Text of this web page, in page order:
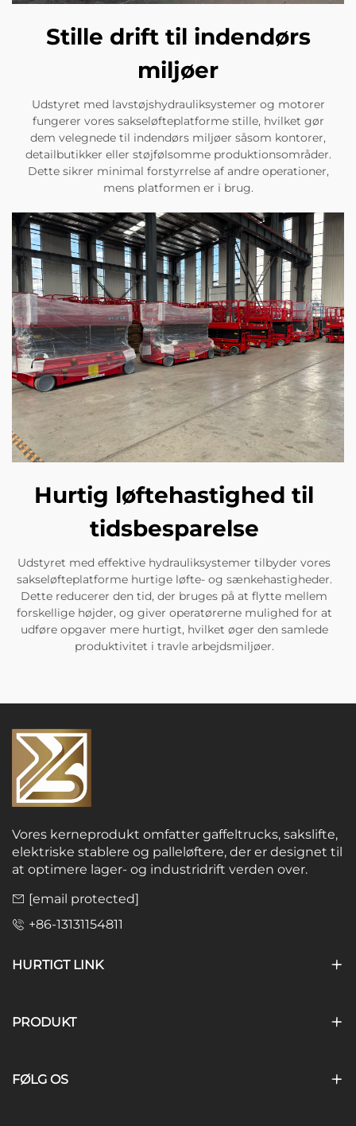
Stille drift til indendørs
miljøer
Udstyret med lavstøjshydrauliksystemer og motorer
fungerer vores sakseløfteplatforme stille, hvilket gør
dem velegnede til indendørs miljøer såsom kontorer,
detailbutikker eller støjfølsomme produktionsområder.
Dette sikrer minimal forstyrrelse af andre operationer,
mens platformen er i brug.
Hurtig løftehastighed til
tidsbesparelse
Udstyret med effektive hydrauliksystemer tilbyder vores
sakseløfteplatforme hurtige løfte- og sænkehastigheder.
Dette reducerer den tid, der bruges på at flytte mellem
forskellige højder, og giver operatørerne mulighed for at
udføre opgaver mere hurtigt, hvilket øger den samlede
produktivitet i travle arbejdsmiljøer.
Vores kerneprodukt omfatter gaffeltrucks, sakslifte,
elektriske stablere og palleløftere, der er designet til
at optimere lager- og industridrift verden over.
[email protected]
+86-13131154811
HURTIGT LINK
PRODUKT
FØLG OS